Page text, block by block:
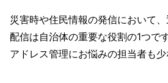
災害時や住民情報の発信において
配信は自治体の重要な役割の1つで
アドレス管理にお悩みの担当者も少